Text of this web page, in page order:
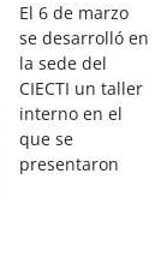
El 6 de marzo
se desarrolló en
la sede del
CIECTI un taller
interno en el
que se
presentaron